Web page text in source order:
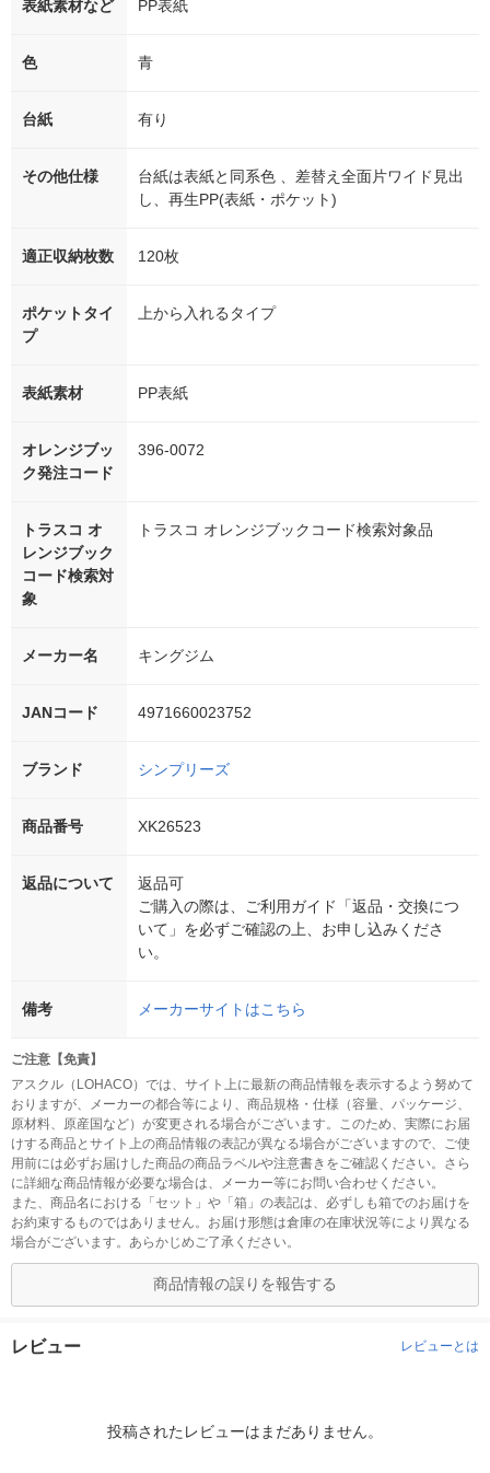
表紙素材など PP表紙
色 青
台紙 有り
その他仕様
台紙は表紙と同系色 、差替え全面片ワイド見出
し、再生PP(表紙・ポケット)
適正収納枚数 120枚
ポケットタイ
プ
上から入れるタイプ
表紙素材 PP表紙
オレンジブッ
ク発注コード
396-0072
トラスコ オ
レンジブック
コード検索対
象
トラスコ オレンジブックコード検索対象品
メーカー名 キングジム
JANコード 4971660023752
ブランド シンプリーズ
商品番号 XK26523
返品について
返品可
ご購入の際は、ご利用ガイド「返品・交換につ
いて」を必ずご確認の上、お申し込みくださ
い。
備考 メーカーサイトはこちら
ご注意【免責】
アスクル（LOHACO）では、サイト上に最新の商品情報を表示するよう努めて
おりますが、メーカーの都合等により、商品規格・仕様（容量、パッケージ、
原材料、原産国など）が変更される場合がございます。このため、実際にお届
けする商品とサイト上の商品情報の表記が異なる場合がございますので、ご使
用前には必ずお届けした商品の商品ラベルや注意書きをご確認ください。さら
に詳細な商品情報が必要な場合は、メーカー等にお問い合わせください。
また、商品名における「セット」や「箱」の表記は、必ずしも箱でのお届けを
お約束するものではありません。お届け形態は倉庫の在庫状況等により異なる
場合がございます。あらかじめご了承ください。
商品情報の誤りを報告する
レビュー レビューとは
投稿されたレビューはまだありません。